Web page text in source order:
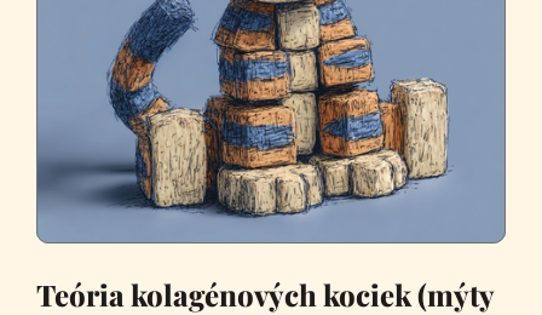
Teória kolagénových kociek (mýty